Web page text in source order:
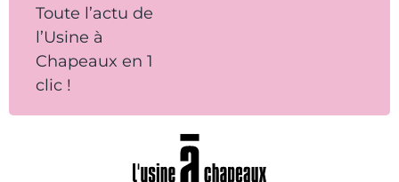
Toute l’actu de
l’Usine à
Chapeaux en 1
clic !